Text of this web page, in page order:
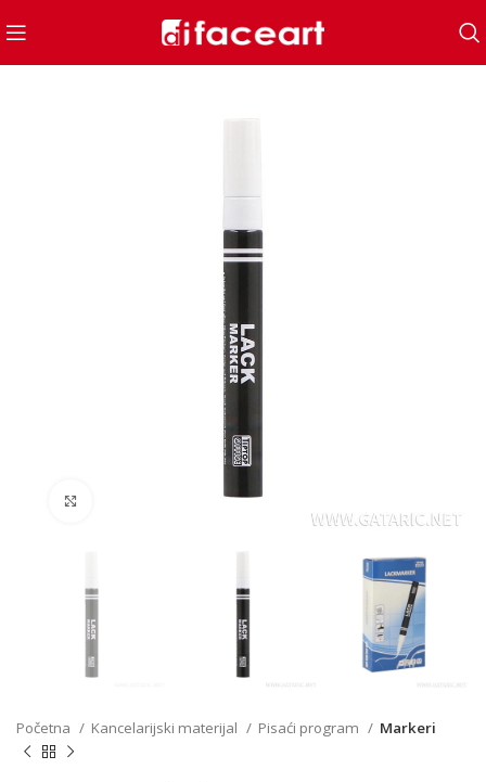
Početna Kancelarijski materijal Pisaći program Markeri